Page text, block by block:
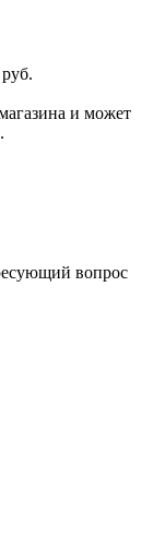
и может
вопрос